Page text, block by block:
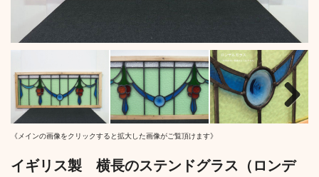
Next
《メインの画像をクリックすると拡大した画像がご覧頂けます》
イギリス製 横長のステンドグラス（ロンデ